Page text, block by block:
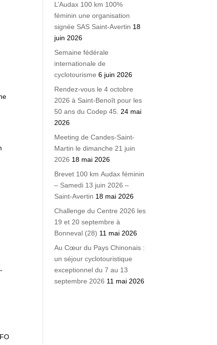
L’Audax 100 km 100%
féminin une organisation
signée SAS Saint-Avertin 18
juin 2026
Semaine fédérale
internationale de
cyclotourisme 6 juin 2026
Rendez-vous le 4 octobre
2026 à Saint-Benoît pour les
50 ans du Codep 45.
24 mai
2026
Meeting de Candes-Saint-
Martin le dimanche 21 juin
2026 18 mai 2026
Brevet 100 km Audax féminin
– Samedi 13 juin 2026 –
Saint-Avertin 18 mai 2026
Challenge du Centre 2026 les
19 et 20 septembre à
Bonneval (28) 11 mai 2026
Au Cœur du Pays Chinonais :
un séjour cyclotouristique
exceptionnel du 7 au 13
septembre 2026 11 mai 2026